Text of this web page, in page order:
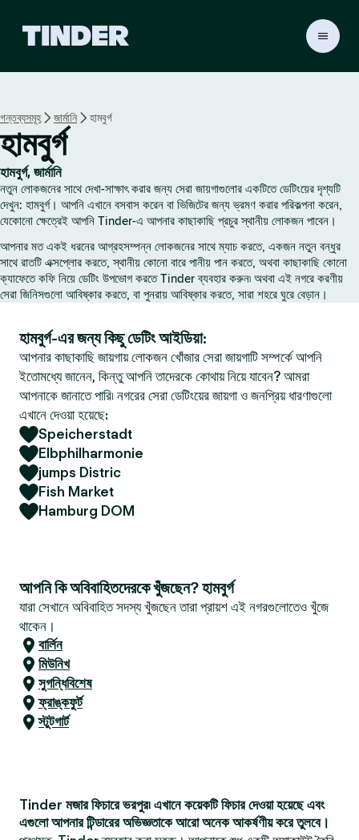
গন্তব্যসমূহ জার্মানি হামবুর্গ
হামবুর্গ
হামবুর্গ, জার্মানি
নতুন লোকজনের সাথে দেখা-সাক্ষাৎ করার জন্য সেরা জায়গাগুলোর একটিতে ডেটিংয়ের দৃশ্যটি
দেখুন: হামবুর্গ। আপনি এখানে বসবাস করেন বা ভিজিটের জন্য ভ্রমণ করার পরিকল্পনা করেন,
যেকোনো ক্ষেত্রেই আপনি Tinder-এ আপনার কাছাকাছি প্রচুর স্থানীয় লোকজন পাবেন।
আপনার মত একই ধরনের আগ্রহসম্পন্ন লোকজনের সাথে ম্যাচ করতে, একজন নতুন বন্ধুর
সাথে রাতটি এক্সপ্লোর করতে, স্থানীয় কোনো বারে পানীয় পান করতে, অথবা কাছাকাছি কোনো
ক্যাফেতে কফি নিয়ে ডেটিং উপভোগ করতে Tinder ব্যবহার করুন৷ অথবা এই নগরে করণীয়
সেরা জিনিসগুলো আবিষ্কার করতে, বা পুনরায় আবিষ্কার করতে, সারা শহরে ঘুরে বেড়ান।
হামবুর্গ-এর জন্য কিছু ডেটিং আইডিয়া:
আপনার কাছাকাছি জায়গায় লোকজন খোঁজার সেরা জায়গাটি সম্পর্কে আপনি
ইতোমধ্যে জানেন, কিন্তু আপনি তাদেরকে কোথায় নিয়ে যাবেন? আমরা
আপনাকে জানাতে পারি৷ নগরের সেরা ডেটিংয়ের জায়গা ও জনপ্রিয় ধারণাগুলো
এখানে দেওয়া হয়েছে:
Speicherstadt
Elbphilharmonie
jumps Distric
Fish Market
Hamburg DOM
আপনি কি অবিবাহিতদেরকে খুঁজছেন? হামবুর্গ
যারা সেখানে অবিবাহিত সদস্য খুঁজছেন তারা প্রায়শ এই নগরগুলোতেও খুঁজে
থাকেন।
বার্লিন
মিউনিখ
সুগন্ধিবিশেষ
ফ্রাঙ্কফুর্ট
স্টুটগার্ট
Tinder মজার ফিচারে ভরপুর৷ এখানে কয়েকটি ফিচার দেওয়া হয়েছে এবং
এগুলো আপনার টিন্ডারের অভিজ্ঞতাকে আরো অনেক আকর্ষণীয় করে তুলবে।